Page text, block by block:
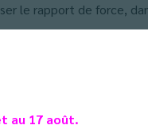
au 17 août.
le rapport de force,
et aux incivilités»
des conflits, a
pour
le bien être